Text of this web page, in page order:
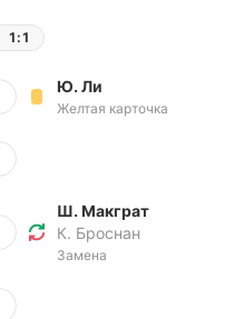
1:1
Ю. Ли
Желтая карточка
Ш. Макграт
К. Броснан
Замена